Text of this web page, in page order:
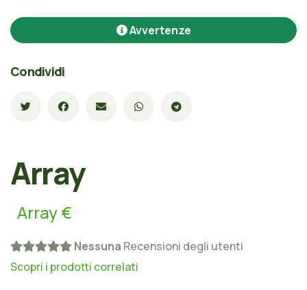
Avvertenze
Condividi
Array
Array €
Nessuna Recensioni degli utenti
Scopri i prodotti correlati